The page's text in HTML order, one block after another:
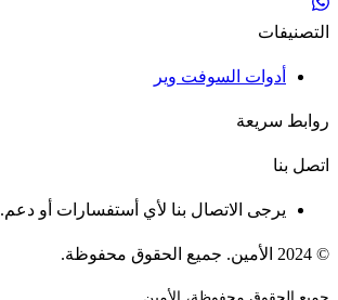
التصنيفات
أدوات السوفت وير
روابط سريعة
اتصل بنا
يرجى الاتصال بنا لأي أستفسارات أو دعم.
© 2024 الأمين. جميع الحقوق محفوظة.
جميع الحقوق محفوظة، الأمين